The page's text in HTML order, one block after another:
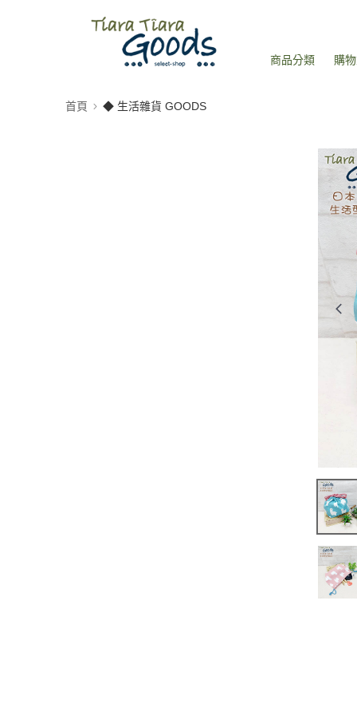
商品分類 購
首頁 ◆ 生活雜貨 GOODS